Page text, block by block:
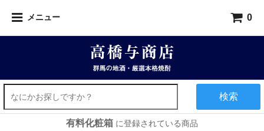
メニュー 0
検索
有料化粧箱 に登録されている商品